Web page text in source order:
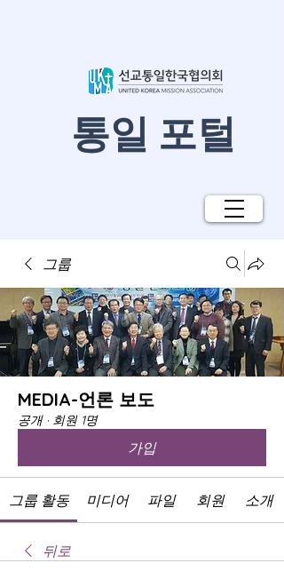
​통일 포털
그룹
MEDIA-언론 보도
공개 · 회원 1명
가입
그룹 활동 미디어 파일 회원 소개
뒤로